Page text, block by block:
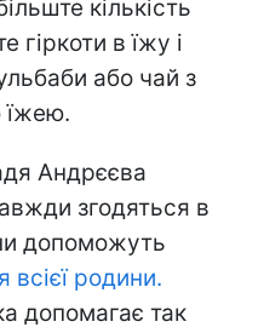
кількість
гіркоти в їжу і
або чай з
їжею.
Андрєєва
згодяться в
допоможуть
всієї родини.
допомагає так